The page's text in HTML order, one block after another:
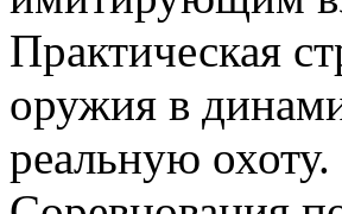
Практическая
оружия в
реальную охоту.